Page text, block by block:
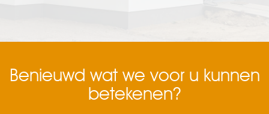
Benieuwd wat we voor u kunnen
betekenen?